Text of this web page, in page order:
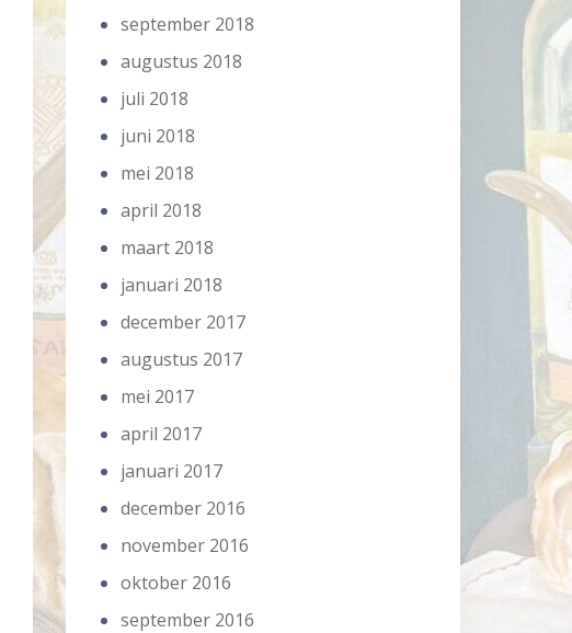
september 2018
augustus 2018
juli 2018
juni 2018
mei 2018
april 2018
maart 2018
januari 2018
december 2017
augustus 2017
mei 2017
april 2017
januari 2017
december 2016
november 2016
oktober 2016
september 2016